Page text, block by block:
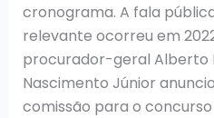
cronograma. A fala
relevante ocorreu em
procurador-geral Alberto
Nascimento Júnior
comissão para o